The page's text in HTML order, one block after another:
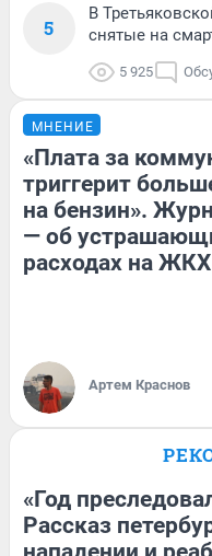
5
В
снятые на
5 925
МНЕНИЕ
«Плата за
триггерит
на бензин».
— об
расходах на ЖКХ
Артем Краснов
«Год
Рассказ